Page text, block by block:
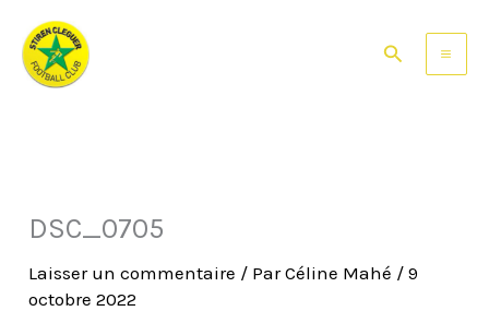
contenu
Rechercher
DSC_0705
Laisser un commentaire / ParCéline Mahé /9
octobre 2022